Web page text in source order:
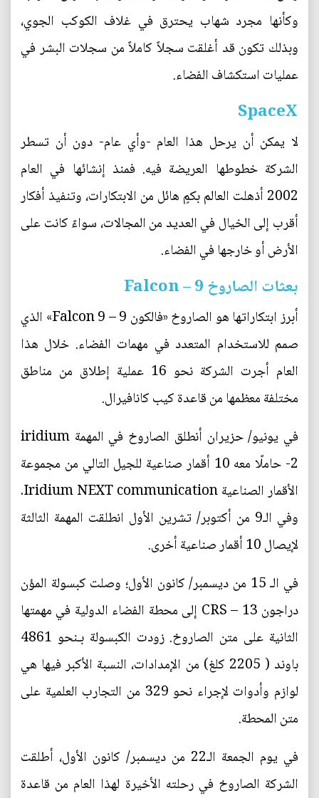
وكأنها مجرد شهاب يحترق في غلاف الكوكب الجوي،
وبذلك تكون قد أغلقت سجلاً كاملاً من سجلات البشر في
عمليات استكشاف الفضاء.
SpaceX
لا يمكن أن يرحل هذا العام -وأي عام- دون أن تسطر
الشركة خطوطها العريضة فيه. فمنذ إنشائها في العام
2002 أذهلت العالم بكمٍ هائل من الابتكارات، وتنفيذ أفكار
أقرب إلى الخيال في العديد من المجالات، سواءً كانت على
الأرض أو خارجها في الفضاء.
بعثات الصاروخ Falcon – 9
أبرز ابتكاراتها هو الصاروخ «فالكون 9 – Falcon 9» الذي
صمم للاستخدام المتعدد في مهمات الفضاء. خلال هذا
العام أجرت الشركة نحو 16 عملية إطلاق من مناطق
مختلفة معظمها من قاعدة كيب كانافيرال.
في يونيو/ حزيران أنطلق الصاروخ في المهمة iridium
-2 حاملًا معه 10 أقمار صناعية للجيل التالي من مجموعة
الأقمار الصناعية Iridium NEXT communication.
وفي الـ9 من أكتوبر/ تشرين الأول انطلقت المهمة الثالثة
لإيصال 10 أقمار صناعية أخرى.
في الـ 15 من ديسمبر/ كانون الأول؛ وصلت كبسولة المؤن
دراجون CRS – 13 إلى محطة الفضاء الدولية في مهمتها
الثانية على متن الصاروخ. زودت الكبسولة بـنحو 4861
باوند ( 2205 كلغ) من الإمدادات، النسبة الأكبر فيها هي
لوازم وأدوات لإجراء نحو 329 من التجارب العلمية على
متن المحطة.
في يوم الجمعة الـ22 من ديسمبر/ كانون الأول، أطلقت
الشركة الصاروخ في رحلته الأخيرة لهذا العام من قاعدة